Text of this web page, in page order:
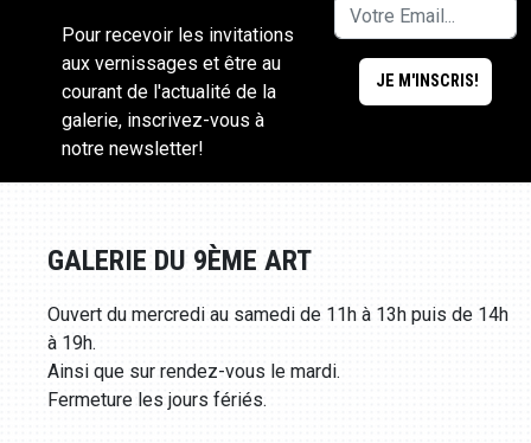
Pour recevoir les invitations
aux vernissages et être au
courant de l'actualité de la
galerie, inscrivez-vous à
notre newsletter!
GALERIE DU 9ÈME ART
Ouvert du mercredi au samedi de 11h à 13h puis de 14h
à 19h.
Ainsi que sur rendez-vous le mardi.
Fermeture les jours fériés.